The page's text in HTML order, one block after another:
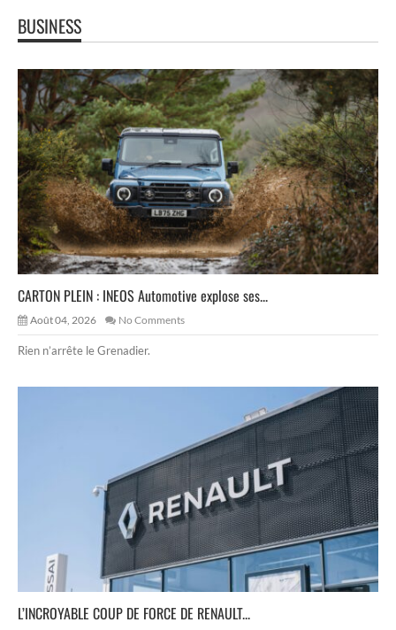
BUSINESS
CARTON PLEIN : INEOS Automotive explose ses...
Août 04, 2026 No Comments
Rien n’arrête le Grenadier.
L’INCROYABLE COUP DE FORCE DE RENAULT...